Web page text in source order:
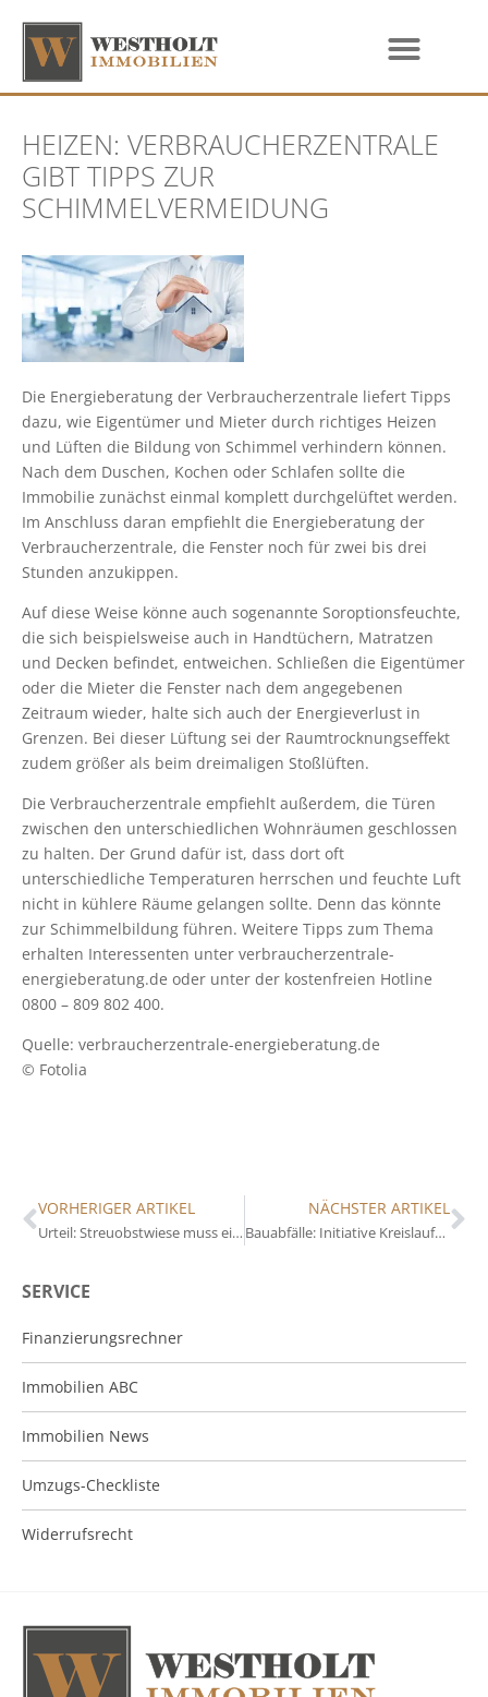
SERVICE
Finanzierungsrechner
Immobilien ABC
Immobilien News
Umzugs-Checkliste
Widerrufsrecht
HEIZEN: VERBRAUCHERZENTRALE
GIBT TIPPS ZUR
SCHIMMELVERMEIDUNG
Die Energieberatung der Verbraucherzentrale liefert Tipps
dazu, wie Eigentümer und Mieter durch richtiges Heizen
und Lüften die Bildung von Schimmel verhindern können.
Nach dem Duschen, Kochen oder Schlafen sollte die
Immobilie zunächst einmal komplett durchgelüftet werden.
Im Anschluss daran empfiehlt die Energieberatung der
Verbraucherzentrale, die Fenster noch für zwei bis drei
Stunden anzukippen.
Auf diese Weise könne auch sogenannte Soroptionsfeuchte,
die sich beispielsweise auch in Handtüchern, Matratzen
und Decken befindet, entweichen. Schließen die Eigentümer
oder die Mieter die Fenster nach dem angegebenen
Zeitraum wieder, halte sich auch der Energieverlust in
Grenzen. Bei dieser Lüftung sei der Raumtrocknungseffekt
zudem größer als beim dreimaligen Stoßlüften.
Die Verbraucherzentrale empfiehlt außerdem, die Türen
zwischen den unterschiedlichen Wohnräumen geschlossen
zu halten. Der Grund dafür ist, dass dort oft
unterschiedliche Temperaturen herrschen und feuchte Luft
nicht in kühlere Räume gelangen sollte. Denn das könnte
zur Schimmelbildung führen. Weitere Tipps zum Thema
erhalten Interessenten unter verbraucherzentrale-
energieberatung.de oder unter der kostenfreien Hotline
0800 – 809 802 400.
Quelle: verbraucherzentrale-energieberatung.de
© Fotolia
VORHERIGER ARTIKEL
Urteil: Streuobstwiese muss einer Schule weichen
NÄCHSTER ARTIKEL
Bauabfälle: Initiative Kreislaufwirtschaft Bau bringt neuen Bericht heraus